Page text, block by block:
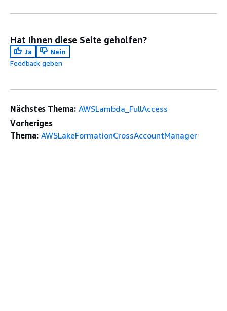
Hat Ihnen diese Seite geholfen?
Ja
Nein
Feedback geben
Nächstes Thema: AWSLambda_FullAccess
Vorheriges
Thema: AWSLakeFormationCrossAccountManager